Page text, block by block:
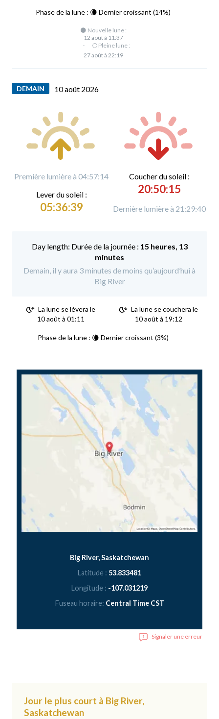
Phase de la lune : 🌘 Dernier croissant (14%)
🌑 Nouvelle lune :
12 août à 11:37
·
🌕 Pleine lune :
27 août à 22:19
DEMAIN 10 août 2026
Première lumière à 04:57:14
Lever du soleil :
05:36:39
Coucher du soleil :
20:50:15
Dernière lumière à 21:29:40
Durée de la journée : 15 heures, 13
minutes
Demain, il y aura 3 minutes de moins qu’aujourd’hui à
Big River
La lune se lèvera le
10 août à 01:11
La lune se couchera le
10 août à 19:12
Phase de la lune : 🌘 Dernier croissant (3%)
Big River, Saskatchewan
Latitude : 53.833481
Longitude : -107.031219
Fuseau horaire: Central Time CST
Signaler une erreur
Jour le plus court à Big River,
Saskatchewan